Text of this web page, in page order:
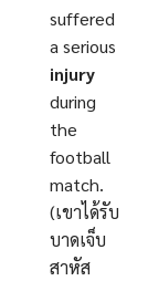
suffered
a serious
injury
during
the
football
match.
(เขาได้รับ
บาดเจ็บ
สาหัส